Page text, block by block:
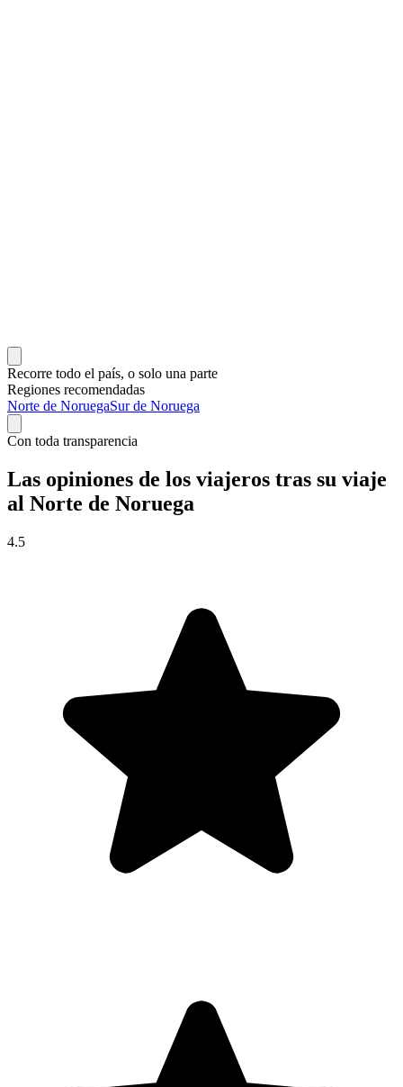
Recorre todo el país, o solo una parte
Regiones recomendadas
Norte de NoruegaSur de Noruega
Con toda transparencia
Las opiniones de los viajeros tras su viaje
al Norte de Noruega
4.5